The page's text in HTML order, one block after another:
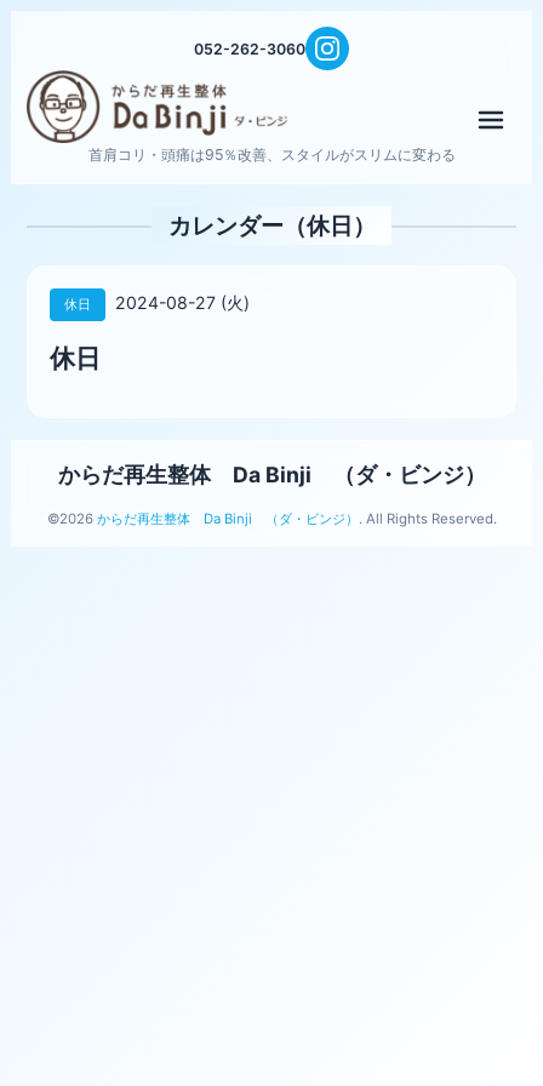
052-262-3060
首肩コリ・頭痛は95％改善、スタイルがスリムに変わる
カレンダー（休日）
休日 2024-08-27 (火)
休日
からだ再生整体 Da Binji （ダ・ビンジ）
©2026 からだ再生整体 Da Binji （ダ・ビンジ） . All Rights Reserved.